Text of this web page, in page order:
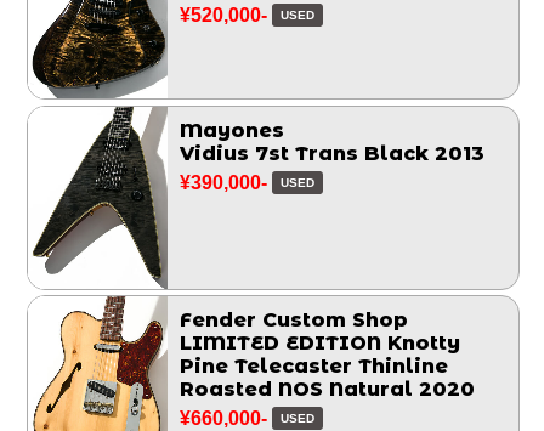
¥520,000- USED
Mayones
Vidius 7st Trans Black 2013
¥390,000- USED
Fender Custom Shop
LIMITED EDITION Knotty
Pine Telecaster Thinline
Roasted NOS Natural 2020
¥660,000- USED